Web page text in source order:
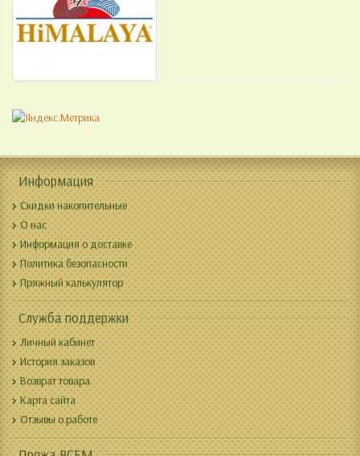
Информация
Скидки накопительные
О нас
Информация о доставке
Политика безопасности
Пряжный калькулятор
Служба поддержки
Личный кабинет
История заказов
Возврат товара
Карта сайта
Отзывы о работе